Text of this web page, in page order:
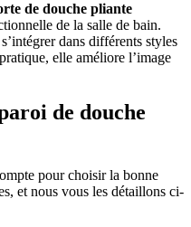
de douche pliante
de la salle de bain.
dans différents styles
elle améliore l’image
de douche
pour choisir la bonne
et nous vous les détaillons ci-